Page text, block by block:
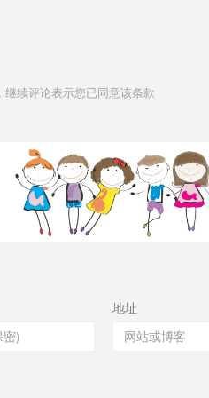
续评论表示您已同意该条款
地址